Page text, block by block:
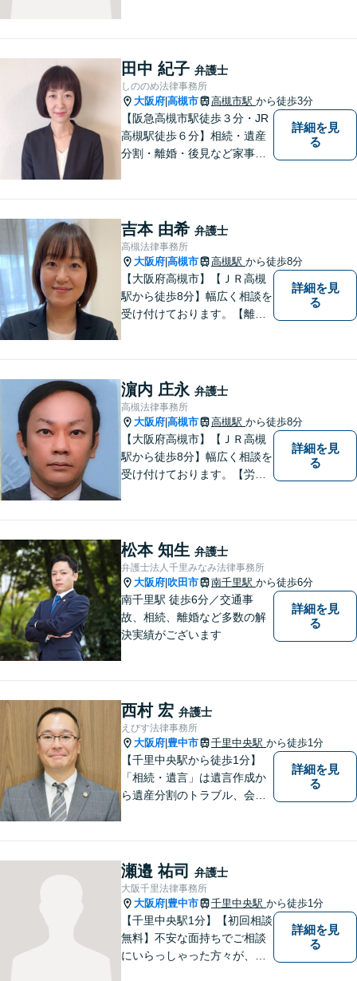
田中 紀子 弁護士
しののめ法律事務所
大阪府 高槻市 高槻市駅 から徒歩3分
【阪急高槻市駅徒歩３分・JR
高槻駅徒歩６分】相続・遺産
分割・離婚・後見など家事事
はご相談ください。
詳細を見
る
吉本 由希 弁護士
高槻法律事務所
大阪府 高槻市 高槻駅 から徒歩8分
【大阪府高槻市】【ＪＲ高槻
駅から徒歩8分】幅広く相談を
受け付けております。【離
ど将来の不安の予防まで。
詳細を見
る
濵内 庄永 弁護士
高槻法律事務所
大阪府 高槻市 高槻駅 から徒歩8分
【大阪府高槻市】【ＪＲ高槻
駅から徒歩8分】幅広く相談を
受け付けております。【労働
【成年後見】など将来の不安
の予防まで。
詳細を見
る
松本 知生 弁護士
弁護士法人千里みなみ法律事務所
大阪府 吹田市 南千里駅 から徒歩6分
南千里駅 徒歩6分／交通事
故、相続、離婚など多数の解
決実績がございます
詳細を見
る
西村 宏 弁護士
えびす法律事務所
大阪府 豊中市 千里中央駅 から徒歩1分
【千里中央駅から徒歩1分】
「相続・遺言」は遺言作成か
ら遺産分割のトラブル、会社
【初回相談30分無料】
詳細を見
る
瀬邉 祐司 弁護士
大阪千里法律事務所
大阪府 豊中市 千里中央駅 から徒歩1分
【千里中央駅1分】【初回相談
無料】不安な面持ちでご相談
にいらっしゃった方々が、少
詳細を見
る